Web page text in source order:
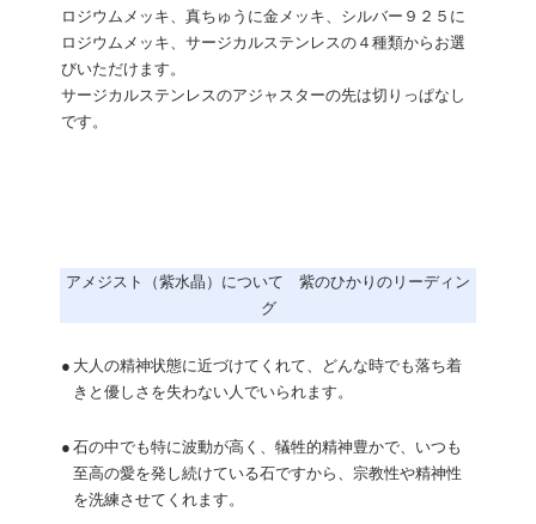
ロジウムメッキ、真ちゅうに金メッキ、シルバー９２５に
ロジウムメッキ、サージカルステンレスの４種類からお選
びいただけます。
サージカルステンレスのアジャスターの先は切りっぱなし
です。
アメジスト（紫水晶）について 紫のひかりのリーディン
グ
● 大人の精神状態に近づけてくれて、どんな時でも落ち着
きと優しさを失わない人でいられます。
● 石の中でも特に波動が高く、犠牲的精神豊かで、いつも
至高の愛を発し続けている石ですから、宗教性や精神性
を洗練させてくれます。